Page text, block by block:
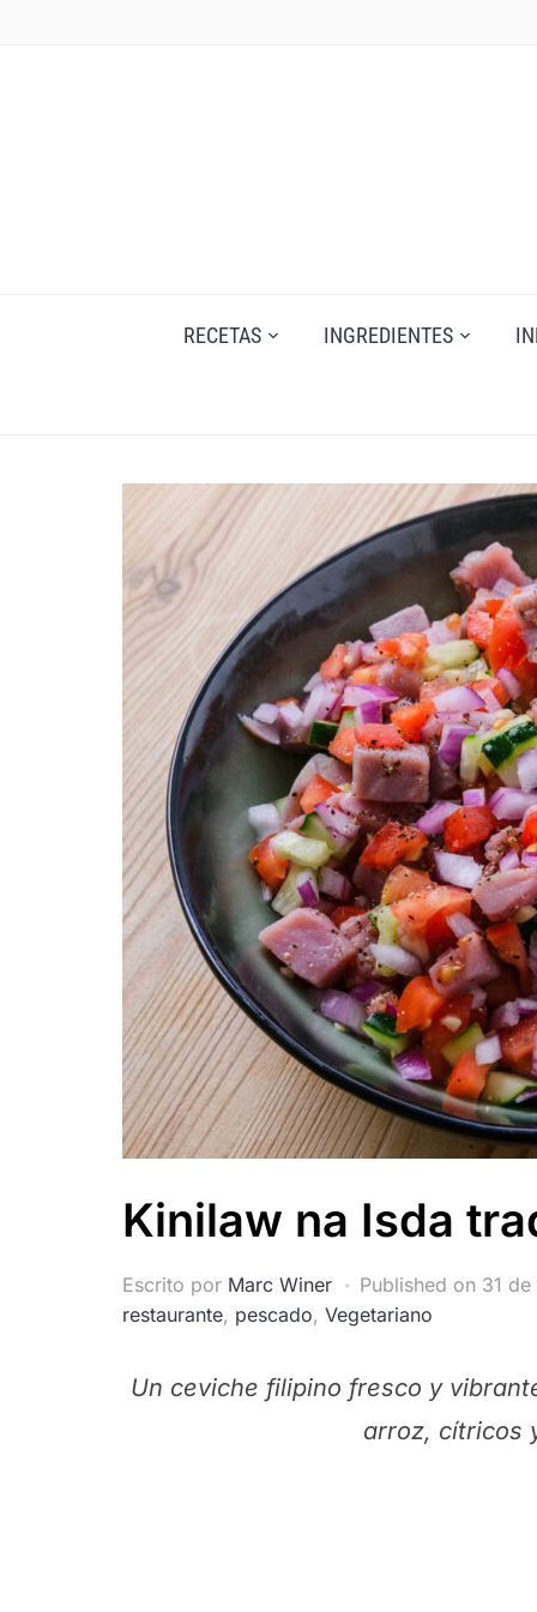
RECETAS INGREDIENTES
Kinilaw na Isda
Escrito por Marc Winer Published on 31
restaurante, pescado, Vegetariano
Un ceviche filipino fresco y
arroz, cítricos